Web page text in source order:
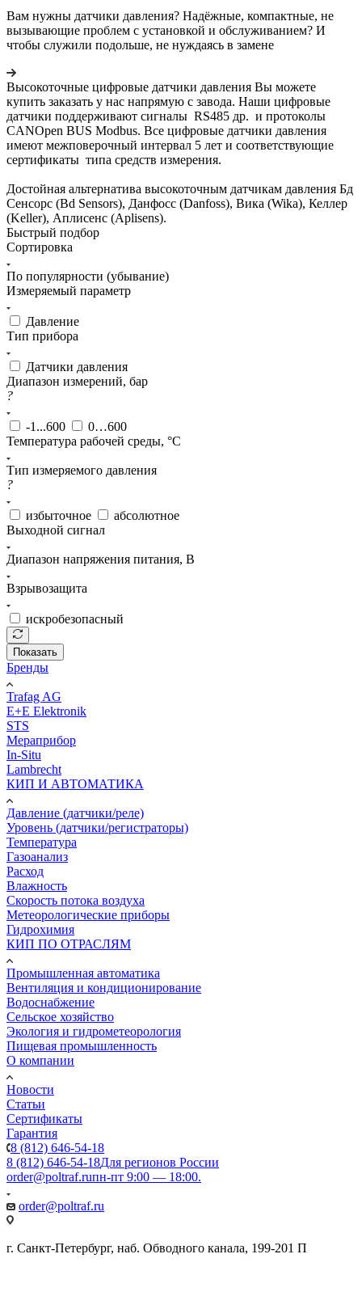
Вам нужны датчики давления? Надёжные, компактные, не
вызывающие проблем с установкой и обслуживанием? И
чтобы служили подольше, не нуждаясь в замене
Высокоточные цифровые датчики давления Вы можете
купить заказать у нас напрямую с завода. Наши цифровые
датчики поддерживают сигналы RS485 др. и протоколы
CANOpen BUS Modbus. Все цифровые датчики давления
имеют межповерочный интервал 5 лет и соответствующие
сертификаты типа средств измерения.
Достойная альтернатива высокоточным датчикам давления Бд
Сенсорс (Bd Sensors), Данфосс (Danfoss), Вика (Wika), Келлер
(Keller), Аплисенс (Aplisens).
Быстрый подбор
Сортировка
По популярности (убывание)
Измеряемый параметр
Давление
Тип прибора
Датчики давления
Диапазон измерений, бар
?
-1...600
0…600
Температура рабочей среды, °С
Тип измеряемого давления
?
избыточное
абсолютное
Выходной сигнал
Диапазон напряжения питания, В
Взрывозащита
искробезопасный
Показать
Бренды
Trafag AG
E+E Elektronik
STS
Мераприбор
In-Situ
Lambrecht
КИП И АВТОМАТИКА
Давление (датчики/реле)
Уровень (датчики/регистраторы)
Температура
Газоанализ
Расход
Влажность
Скорость потока воздуха
Метеорологические приборы
Гидрохимия
КИП ПО ОТРАСЛЯМ
Промышленная автоматика
Вентиляция и кондиционирование
Водоснабжение
Сельское хозяйство
Экология и гидрометеорология
Пищевая промышленность
О компании
Новости
Статьи
Сертификаты
Гарантия
8 (812) 646-54-18
8 (812) 646-54-18Для регионов России
order@poltraf.ruпн-пт 9:00 — 18:00.
order@poltraf.ru
г. Санкт-Петербург, наб. Обводного канала, 199-201 П